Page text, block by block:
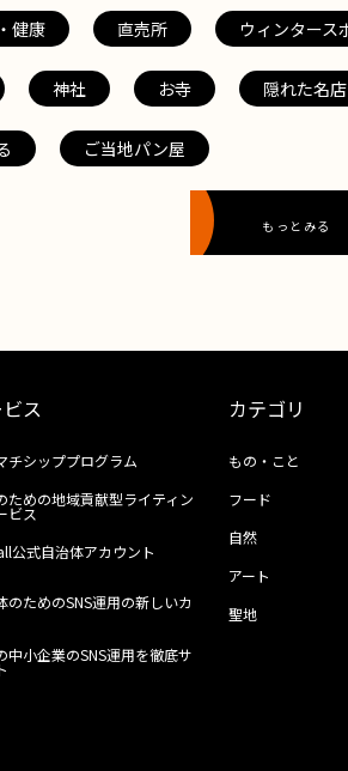
健康 直売所 ウィンタース
神社 お寺 隠れた名店
ご当地パン屋
もっとみる
ス
チシッププログラム
ための地域貢献型ライティン
ビス
公式自治体アカウント
のためのSNS運用の新しいカ
中小企業のSNS運用を徹底サ
カテゴリ
もの・こと
フード
自然
アート
聖地